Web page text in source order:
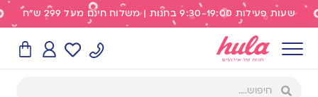
שעות פעילות 9:30-19:00 בחנות | משלוח חינם מעל 299 ש"ח